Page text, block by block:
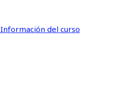
Información del curso